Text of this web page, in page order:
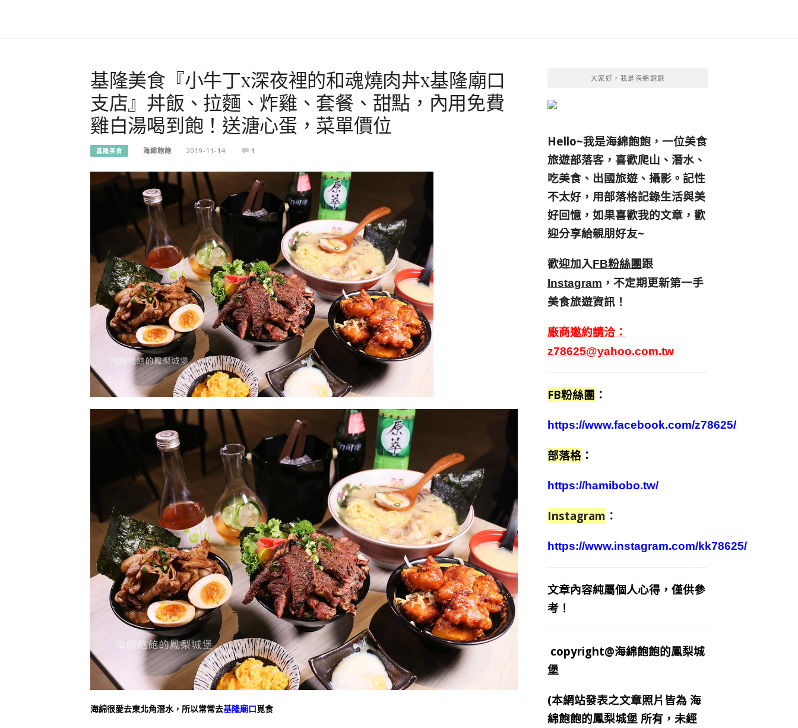
基隆美食『小牛丁x深夜裡的和魂燒肉丼x基隆廟口
支店』丼飯、拉麵、炸雞、套餐、甜點，內用免費
雞白湯喝到飽！送溏心蛋，菜單價位
基隆美食 海綿飽飽 2019-11-14 1
海綿很愛去東北角潛水，所以常常去基隆廟口覓食
大家好，我是海綿飽飽
Hello~我是海綿飽飽，一位美食
旅遊部落客， 喜歡爬山、潛水、
吃美食、出國旅遊、攝影。 記性
不太好，用部落格記錄生活與美
好回憶， 如果喜歡我的文章，歡
迎分享給親朋好友~
歡迎加入FB粉絲團跟
Instagram ，不定期更新第一手
美食旅遊資訊！
廠商邀約請洽：
z78625@yahoo.com.tw
FB粉絲團 ：
https://www.facebook.com/z78625/
部落格 ：
https://hamibobo.tw/
Instagram ：
https://www.instagram.com/kk78625/
文章內容純屬個人心得，僅供參
考！
copyright@海綿飽飽的鳳梨城
堡
(本網站發表之文章照片皆為 海
綿飽飽的鳳梨城堡 所有，未經